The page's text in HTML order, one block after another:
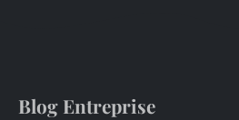
Blog Entreprise